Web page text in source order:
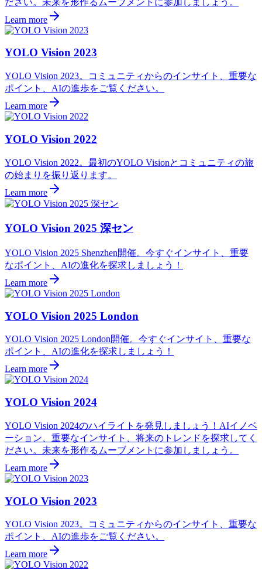
Learn more
YOLO Vision 2023
YOLO Vision 2023。コミュニティからのインサイト、重要な
ポイント、AIの進歩をご覧ください。
Learn more
YOLO Vision 2022
YOLO Vision 2022。最初のYOLO Visionとコミュニティの旅
の始まりを振り返ります。
Learn more
YOLO Vision 2025 深セン
YOLO Vision 2025 Shenzhen開催。今すぐインサイト、重要
なポイント、AIの進化を探求しましょう！
Learn more
YOLO Vision 2025 London
YOLO Vision 2025 London開催。今すぐインサイト、重要な
ポイント、AIの進化を探求しましょう！
Learn more
YOLO Vision 2024
YOLO Vision 2024のハイライトを発見しましょう！AIイノベ
ーション、重要なインサイト、将来のトレンドを探求してく
ださい。未来を形作るムーブメントに参加しましょう。
Learn more
YOLO Vision 2023
YOLO Vision 2023。コミュニティからのインサイト、重要な
ポイント、AIの進歩をご覧ください。
Learn more